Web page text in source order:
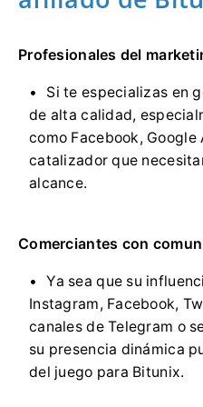
Profesionales del
Si te especializas en
de alta calidad,
como Facebook,
catalizador que
alcance.
Comerciantes con
Ya sea que su
Instagram, Facebook,
canales de Telegram o
su presencia dinámica
del juego para Bitunix.